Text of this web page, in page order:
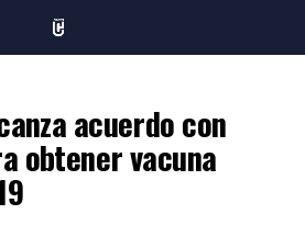
acuerdo con
obtener vacuna